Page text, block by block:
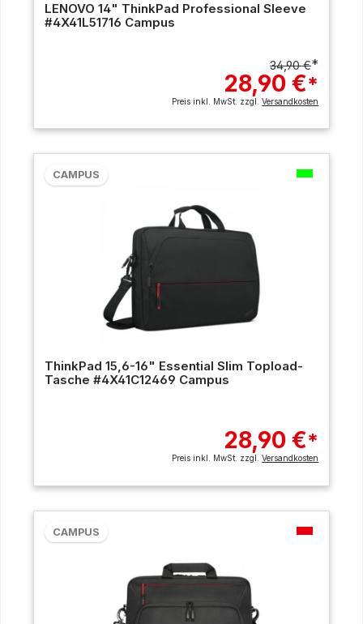
LENOVO 14" ThinkPad Professional Sleeve
#4X41L51716 Campus
34,90 €*
28,90 €*
Preis inkl. MwSt. zzgl.Versandkosten
CAMPUS
ThinkPad 15,6-16" Essential Slim Topload-
Tasche #4X41C12469 Campus
28,90 €*
Preis inkl. MwSt. zzgl.Versandkosten
CAMPUS